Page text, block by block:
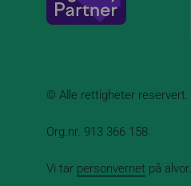
© Alle rettigheter reservert.
Org.nr. 913 366 158
Vi tar personvernet på alvor.